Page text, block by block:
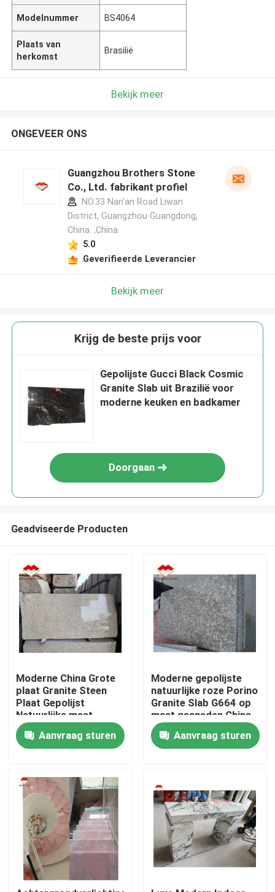
Thuis
Producten
Over ons
Modelnummer BS4064
Plaats van
herkomst
Brasilië
Bekijk meer
ONGEVEER ONS
Guangzhou Brothers Stone
Co., Ltd. fabrikant profiel
NO.33 Nan'an Road Liwan
District, Guangzhou Guangdong,
China. ,China
5.0
Geverifieerde Leverancier
Bekijk meer
Krijg de beste prijs voor
Gepolijste Gucci Black Cosmic
Granite Slab uit Brazilië voor
moderne keuken en badkamer
Doorgaan
Geadviseerde Producten
Moderne China Grote
plaat Granite Steen
Plaat Gepolijst
Natuurlijke maat
Chinese Roze Porno
Roze Granit Plaat
Aanvraag sturen
Moderne gepolijste
natuurlijke roze Porino
Granite Slab G664 op
maat gesneden China
Roze Porno Rosa
prijzenAanvraag sturen